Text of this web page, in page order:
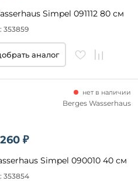
Simpel 091112 80 см
353859
аналог
₽
Simpel 090010 40 см
нет в наличии
353854
Berges Wasserhaus